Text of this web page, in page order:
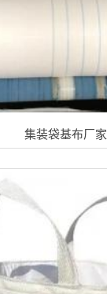
集装袋基布厂家